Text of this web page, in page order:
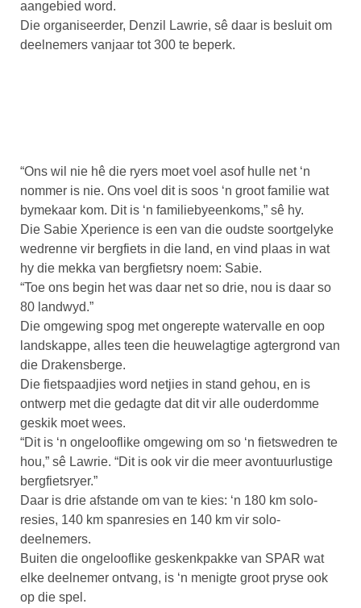
aangebied word.
Die organiseerder, Denzil Lawrie, sê daar is besluit om
deelnemers vanjaar tot 300 te beperk.
“Ons wil nie hê die ryers moet voel asof hulle net ‘n
nommer is nie. Ons voel dit is soos ‘n groot familie wat
bymekaar kom. Dit is ‘n familiebyeenkoms,” sê hy.
Die Sabie Xperience is een van die oudste soortgelyke
wedrenne vir bergfiets in die land, en vind plaas in wat
hy die mekka van bergfietsry noem: Sabie.
“Toe ons begin het was daar net so drie, nou is daar so
80 landwyd.”
Die omgewing spog met ongerepte watervalle en oop
landskappe, alles teen die heuwelagtige agtergrond van
die Drakensberge.
Die fietspaadjies word netjies in stand gehou, en is
ontwerp met die gedagte dat dit vir alle ouderdomme
geskik moet wees.
“Dit is ‘n ongelooflike omgewing om so ‘n fietswedren te
hou,” sê Lawrie. “Dit is ook vir die meer avontuurlustige
bergfietsryer.”
Daar is drie afstande om van te kies: ‘n 180 km solo-
resies, 140 km spanresies en 140 km vir solo-
deelnemers.
Buiten die ongelooflike geskenkpakke van SPAR wat
elke deelnemer ontvang, is ‘n menigte groot pryse ook
op die spel.